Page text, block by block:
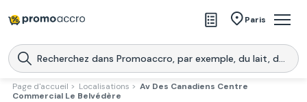
Paris
Magasins
Produits
Page d'accueil > Localisations > Av Des Canadiens Centre
Commercial Le Belvédère